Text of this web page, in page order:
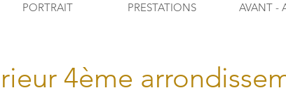
PORTRAIT PRESTATIONS AVANT -
4ème